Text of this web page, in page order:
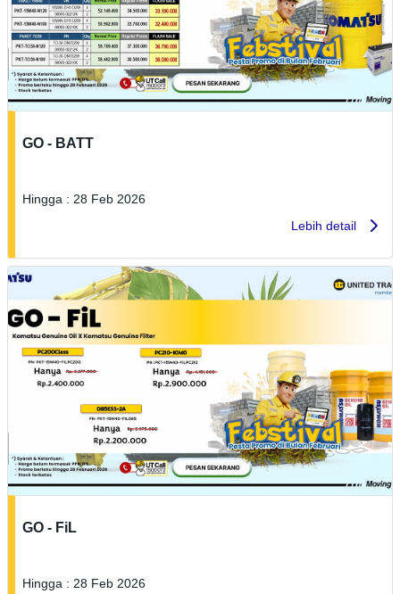
GO - BATT
Hingga : 28 Feb 2026
Lebih detail
GO - FiL
Hingga : 28 Feb 2026